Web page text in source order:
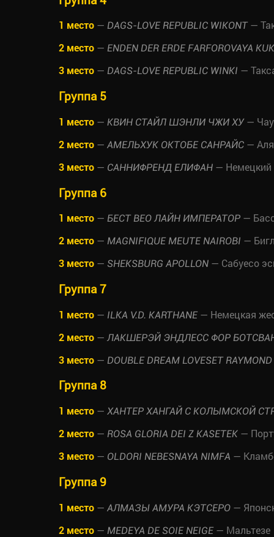
1 место — DAGS-LOVE REPUBLIC WIKONT —
2 место — ENDEN DER ERDE FARFOROVAYA
3 место — DAGS-LOVE REPUBLIC WINKI —
Группа 5
1 место — КВИН СТАЙЛ ШЭНЛИ ЧЖИ ХУ— Чау
2 место — АМЕЛЬХУК ОКТОБЕ САНРАЙС —
3 место — САННИФРЕНД ЕЛИФАН — Немецкий
Группа 6
1 место — БЕСТ ВЕО ЛАЙН ИМПЕРАТОР —
2 место — MAGNIFIQUE MEUTE NAIROBI —
3 место — SHEKSBURG APOLLON — Сабуесо
Группа 7
1 место — ILKA V.D. KARTHANE — Немецкая
2 место — ЛАКШЕРЭЙ ЭНДЛЕСС ФОР
3 место — DOUBLE DREAM LOVESET RAYMOND
Группа 8
1 место — ХАНТЕР ХАНГАЙ С КОЛЫМСКОЙ
2 место — ROSA GLORIA DEI Z KASETEK —
3 место — OLDORI NEBESNAYA NIMFA —
Группа 9
1 место — АЛМАЗЫ АМУРА КЭТСЕРО —
2 место — MEDEYA DE SOIE NEIGE — Мальтезе